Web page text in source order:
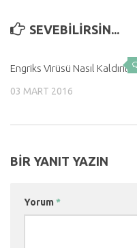
SEVEBILIRSIN...
Engriks Virüsü Nasıl Kaldırılır?
03 MART 2016
BIR YANIT YAZIN
Yorum *